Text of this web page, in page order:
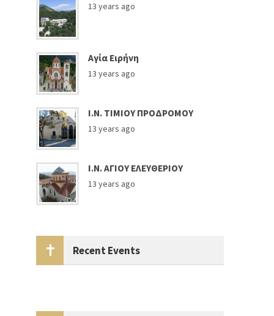
13 years ago
Αγία Ειρήνη
13 years ago
Ι.Ν. ΤΙΜΙΟΥ ΠΡΟΔΡΟΜΟΥ
13 years ago
Ι.Ν. ΑΓΙΟΥ ΕΛΕΥΘΕΡΙΟΥ
13 years ago
Recent Events